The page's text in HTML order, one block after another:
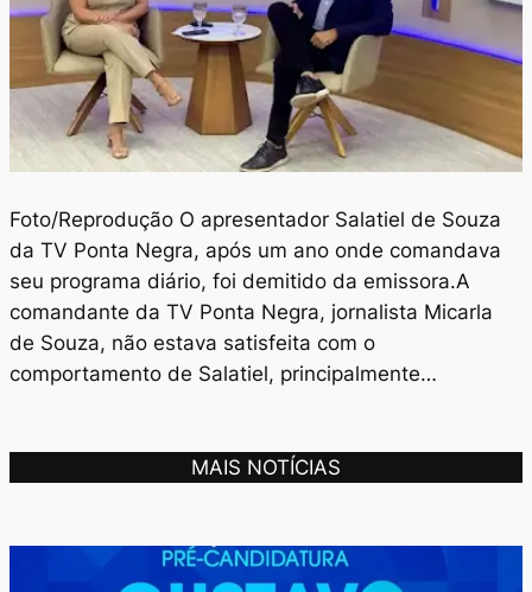
Foto/Reprodução O apresentador Salatiel de Souza
da TV Ponta Negra, após um ano onde comandava
seu programa diário, foi demitido da emissora.A
comandante da TV Ponta Negra, jornalista Micarla
de Souza, não estava satisfeita com o
comportamento de Salatiel, principalmente…
MAIS NOTÍCIAS